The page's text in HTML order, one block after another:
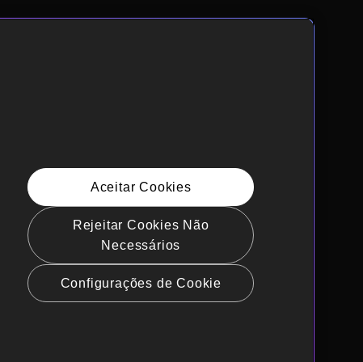
Aceitar Cookies
Rejeitar Cookies Não
Necessários
Configurações de Cookie